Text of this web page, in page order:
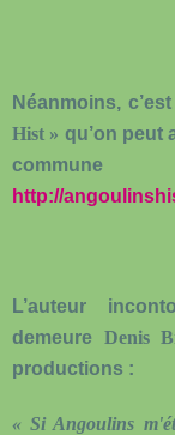
Néanmoins,
Hist » qu’on peut
http://
L’auteur
demeure Denis
productions :
« Si Angoulins